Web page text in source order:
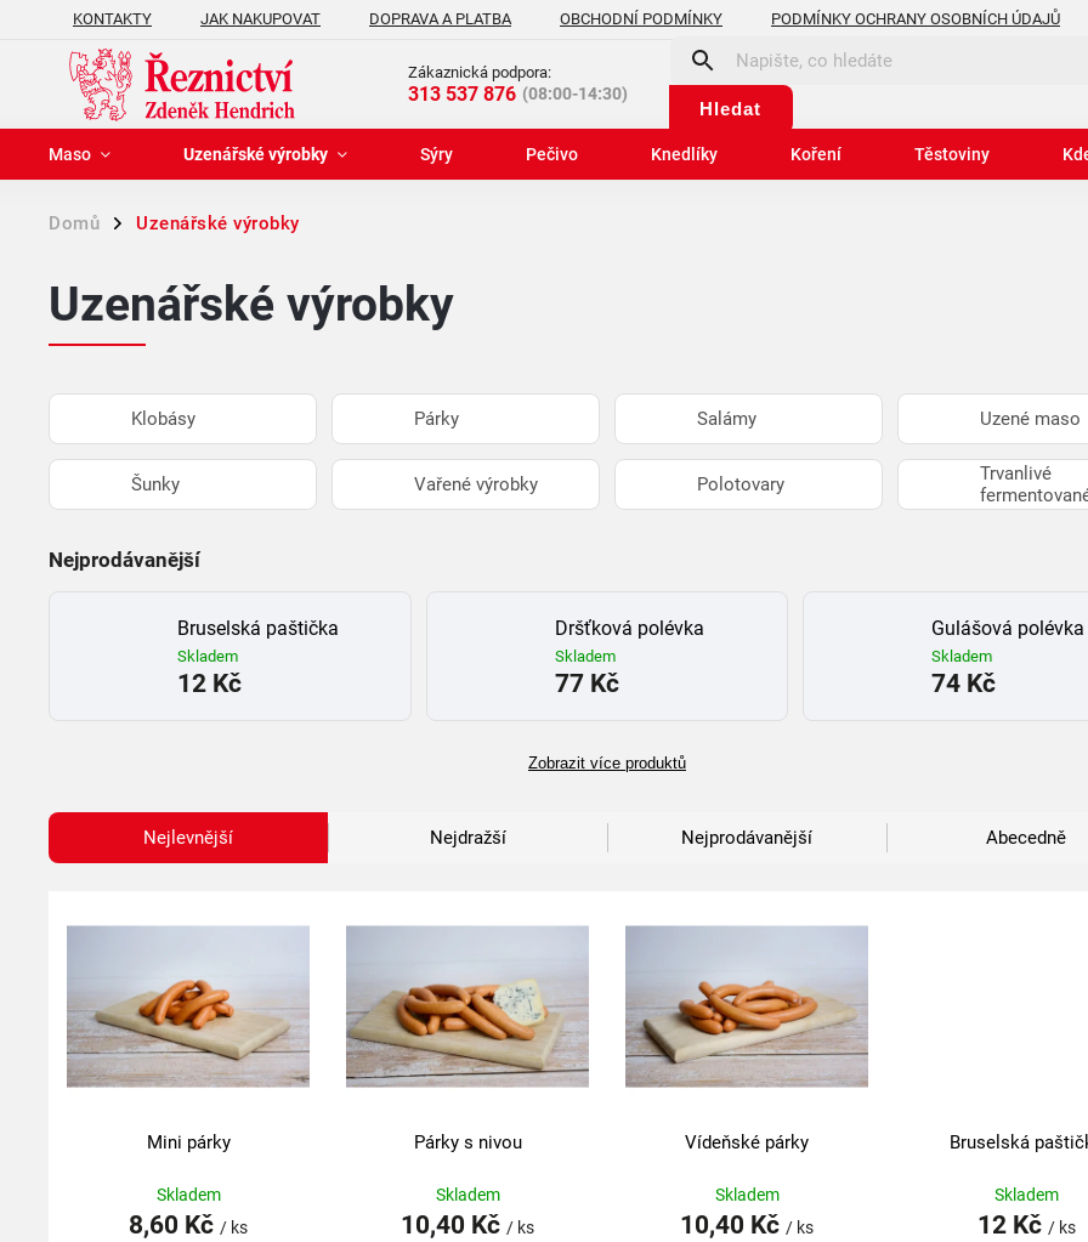
KONTAKTY JAK NAKUPOVAT DOPRAVA A PLATBA OBCHODNÍ PODMÍNKY
PODMÍNKY OCHRANY OSOBNÍCH ÚDAJŮ
REKLAMAČNÍ ŘÁD
Zákaznická podpora:
313 537 876 (08:00-14:30)
Hledat
Maso Uzenářské výrobky Sýry Pečivo Knedlíky Koření Těstoviny
Domů / Uzenářské výrobky
Uzenářské výrobky
Klobásy Párky Salámy Uzené maso
Šunky Vařené výrobky Polotovary
Trvanlivé
Nejprodávanější
Bruselská paštička
Skladem
12 Kč
Dršťková polévka
Skladem
77 Kč
Gulášová polévka
Skladem
74 Kč
Zobrazit více produktů
Nejlevnější Nejdražší Nejprodávanější Abecedně
Mini párky
Skladem
8,60 Kč / ks
Párky s nivou
Skladem
10,40 Kč / ks
Vídeňské párky
Skladem
10,40 Kč / ks
Bruselská
Skladem
12 Kč / ks